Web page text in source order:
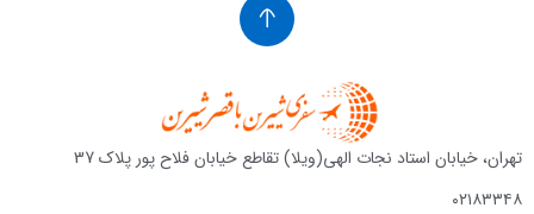
تهران، خیابان استاد نجات الهی(ویلا) تقاطع خیابان فلاح پور پلاک 37
۰۲۱۸۳۳۴۸